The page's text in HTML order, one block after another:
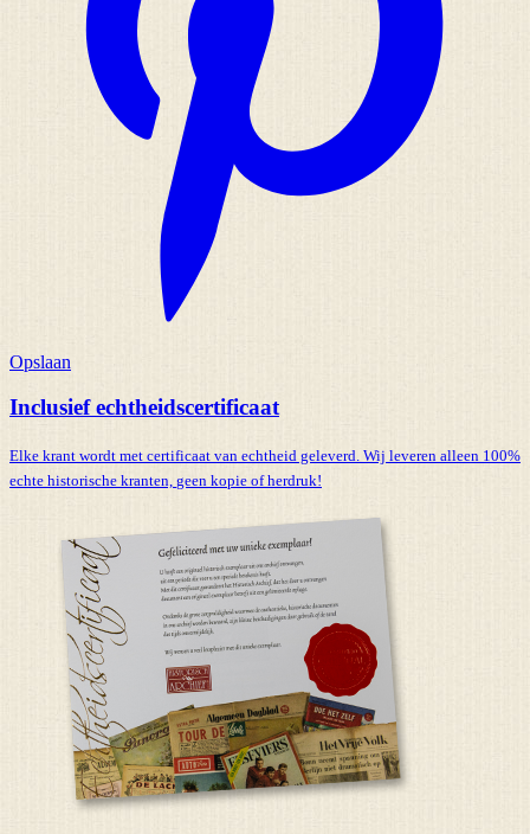
Opslaan
Inclusief echtheidscertificaat
Elke krant wordt met certificaat van echtheid geleverd. Wij leveren alleen 100%
echte historische kranten, geen kopie of herdruk!